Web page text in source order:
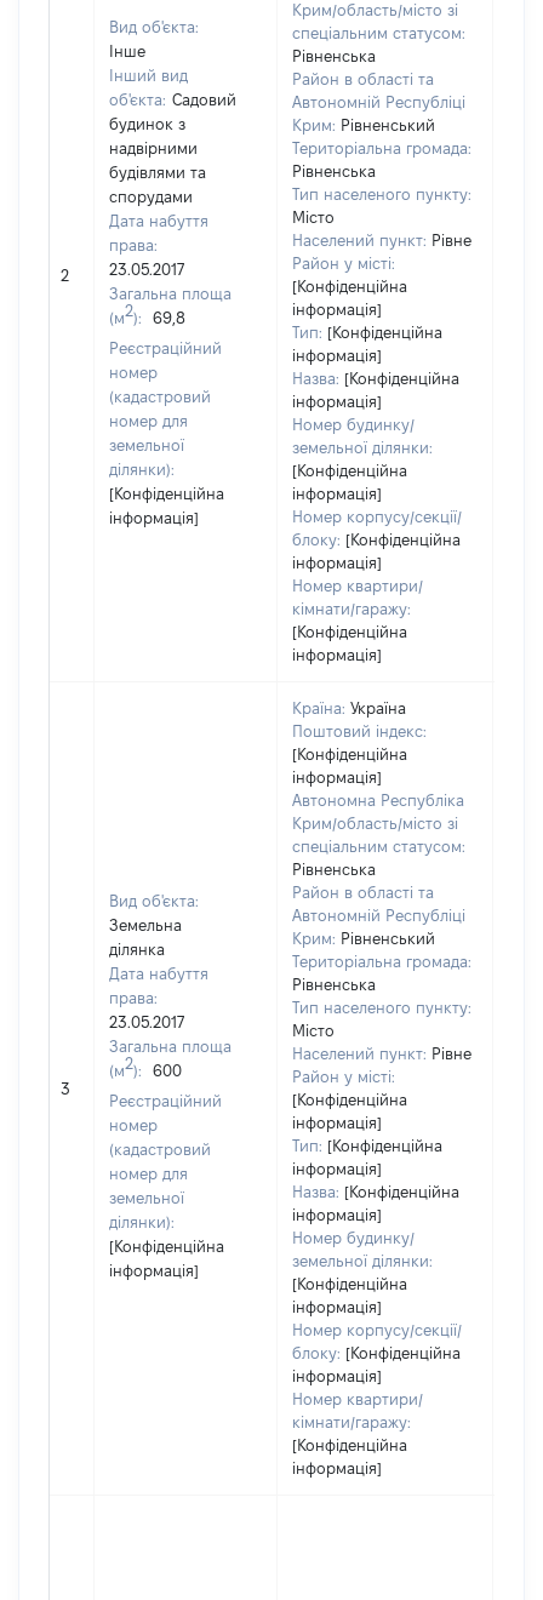
2
Вид об'єкта:
Інше
Інший вид
об'єкта: Садовий
будинок з
надвірними
будівлями та
спорудами
Дата набуття
права:
23.05.2017
Загальна площа
(м2):
69,8
Реєстраційний
номер
(кадастровий
номер для
земельної
ділянки):
[Конфіденційна
інформація]
Крим/область/місто зі
спеціальним статусом:
Рівненська
Район в області та
Автономній Республіці
Крим: Рівненський
Територіальна громада:
Рівненська
Тип населеного пункту:
Місто
Населений пункт: Рівне
Район у місті:
[Конфіденційна
інформація]
Тип: [Конфіденційна
інформація]
Назва: [Конфіденційна
інформація]
Номер будинку/
земельної ділянки:
[Конфіденційна
інформація]
Номер корпусу/секції/
блоку: [Конфіденційна
інформація]
Номер квартири/
кімнати/гаражу:
[Конфіденційна
інформація]
3
Вид об'єкта:
Земельна
ділянка
Дата набуття
права:
23.05.2017
Загальна площа
(м2):
600
Реєстраційний
номер
(кадастровий
номер для
земельної
ділянки):
[Конфіденційна
інформація]
Країна: Україна
Поштовий індекс:
[Конфіденційна
інформація]
Автономна Республіка
Крим/область/місто зі
спеціальним статусом:
Рівненська
Район в області та
Автономній Республіці
Крим: Рівненський
Територіальна громада:
Рівненська
Тип населеного пункту:
Місто
Населений пункт: Рівне
Район у місті:
[Конфіденційна
інформація]
Тип: [Конфіденційна
інформація]
Назва: [Конфіденційна
інформація]
Номер будинку/
земельної ділянки:
[Конфіденційна
інформація]
Номер корпусу/секції/
блоку: [Конфіденційна
інформація]
Номер квартири/
кімнати/гаражу:
[Конфіденційна
інформація]